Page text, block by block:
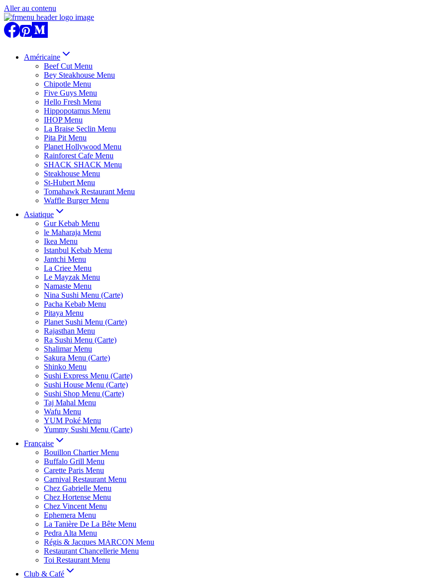
Aller au contenu
Américaine
Beef Cut Menu
Bey Steakhouse Menu
Chipotle Menu
Five Guys Menu
Hello Fresh Menu
Hippopotamus Menu
IHOP Menu
La Braise Seclin Menu
Pita Pit Menu
Planet Hollywood Menu
Rainforest Cafe Menu
SHACK SHACK Menu
Steakhouse Menu
St-Hubert Menu
Tomahawk Restaurant Menu
Waffle Burger Menu
Asiatique
Gur Kebab Menu
le Maharaja Menu
Ikea Menu
Istanbul Kebab Menu
Jantchi Menu
La Criee Menu
Le Mayzak Menu
Namaste Menu
Nina Sushi Menu (Carte)
Pacha Kebab Menu
Pitaya Menu
Planet Sushi Menu (Carte)
Rajasthan Menu
Ra Sushi Menu (Carte)
Shalimar Menu
Sakura Menu (Carte)
Shinko Menu
Sushi Express Menu (Carte)
Sushi House Menu (Carte)
Sushi Shop Menu (Carte)
Taj Mahal Menu
Wafu Menu
YUM Poké Menu
Yummy Sushi Menu (Carte)
Française
Bouillon Chartier Menu
Buffalo Grill Menu
Carette Paris Menu
Carnival Restaurant Menu
Chez Gabrielle Menu
Chez Hortense Menu
Chez Vincent Menu
Ephemera Menu
La Tanière De La Bête Menu
Pedra Alta Menu
Régis & Jacques MARCON Menu
Restaurant Chancellerie Menu
Toi Restaurant Menu
Club & Café